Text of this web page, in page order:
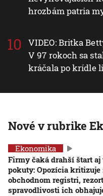
hrozbám patria
VIDEO: Britka
V 97 rokoch sa
kráčala po krídle
Nové v rubrike
Ekonomika
Firmy čaká drahší štart aj
pokuty: Opozícia kritizuje
obchodnom registri, rezort
spravodlivosti ich